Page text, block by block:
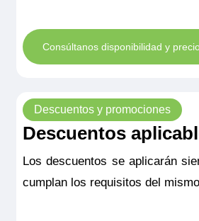
Consúltanos disponibilidad y
Descuentos y promociones
Descuentos
Los descuentos se aplicarán
cumplan los requisitos del